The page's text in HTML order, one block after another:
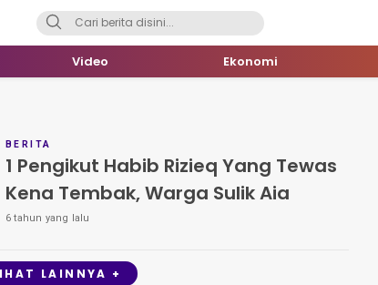
Video Ekonomi
BERITA
1 Pengikut Habib Rizieq Yang Tewas
Kena Tembak, Warga Sulik Aia
6 tahun yang lalu
LAINNYA +